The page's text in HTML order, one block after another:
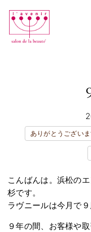
content
全ての施術メニュ
オン
ありがとうござい
こんばんは。浜松の
杉です。
ラヴニールは今月で９
９年の間、お客様や